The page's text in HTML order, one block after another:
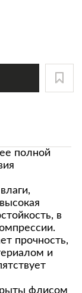
полной
в
прочность,
и
флисом